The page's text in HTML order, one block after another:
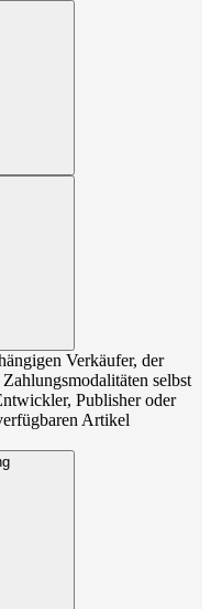
Verkäufer, der
selbst
Publisher oder
Artikel